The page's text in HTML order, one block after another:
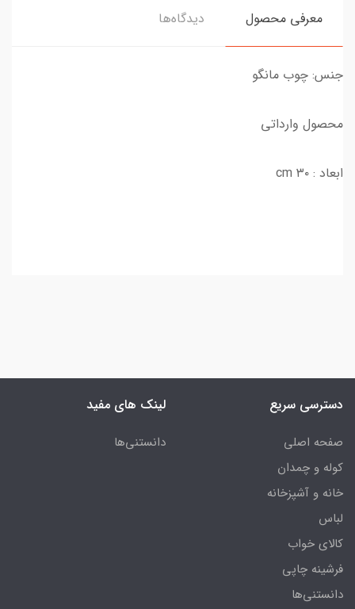
معرفی محصول دیدگاه‌ها
جنس: چوب مانگو
محصول وارداتی
ابعاد : ۳۰ cm
دسترسی سریع
صفحه اصلی
کوله و چمدان
خانه و آشپزخانه
لباس
کالای خواب
فرشینه چاپی
دانستنی‌ها
لینک های مفید
دانستنی‌ها